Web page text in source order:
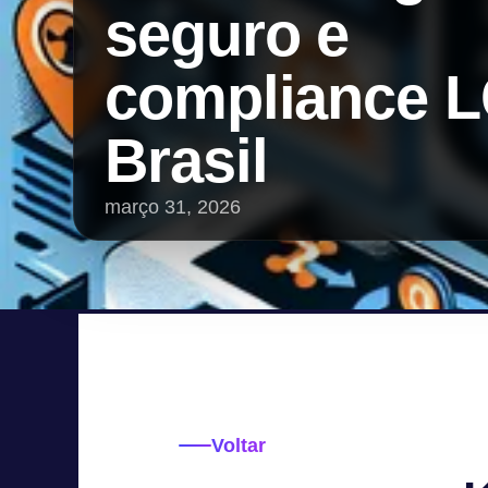
seguro e
compliance
Brasil
março 31, 2026
Voltar